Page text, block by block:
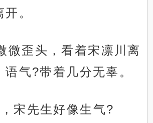
。
微歪头，看着宋凛川离
气?带着几分无辜。
宋先生好像生气?